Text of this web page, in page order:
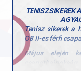
TENISZ SIKEREK
A
Tenisz sikerek a
OB II-es férfi
Május elején